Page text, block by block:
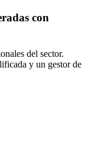
con
del sector.
y un gestor de